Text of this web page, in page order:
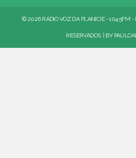
© 2026 RÁDIO VOZ DA PLANÍCIE - 104.5FM -
RESERVADOS. | BY